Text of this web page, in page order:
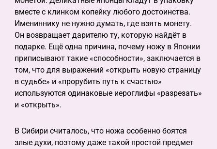
вместе с клинком копейку любого достоинства.
Имениннику не нужно думать, где взять монету.
Он возвращает дарителю ту, которую найдёт в
подарке. Ещё одна причина, почему ножу в Японии
приписывают такие «способности», заключается в
том, что для выражений «открыть новую страницу
в судьбе» и «прорубить путь к счастью»
используются одинаковые иероглифы «разрезать»
и «открыть».
В Сибири считалось, что ножа особенно боятся
злые духи, поэтому даже такой простой предмет